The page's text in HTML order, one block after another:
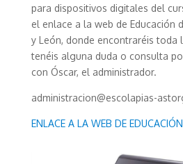
para dispositivos digitales del
el enlace a la web de Educación
y León, donde encontraréis toda
tenéis alguna duda o consulta
con Óscar, el administrador.
administracion@escolapias-
ENLACE A LA WEB DE EDUCACIÓN